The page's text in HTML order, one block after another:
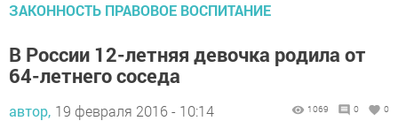
ЗАКОННОСТЬ ПРАВОВОЕ ВОСПИТАНИЕ
В России 12-летняя девочка родила от
64-летнего соседа
автор, 19 февраля 2016 - 10:14 1069 0 0